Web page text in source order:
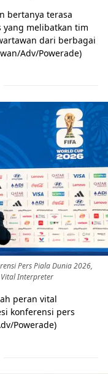
bertanya terasa
yang melibatkan tim
dari berbagai
Adv/Powerade)
Pers Piala Dunia 2026,
Interpreter
peran vital
konferensi pers
Powerade)